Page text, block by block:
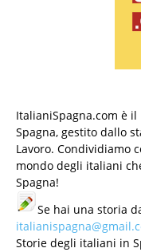
ItalianiSpagna.com è
Spagna, gestito dallo
Lavoro. Condividiamo
mondo degli italiani
Spagna!
Se hai una storia
Storie degli italiani in